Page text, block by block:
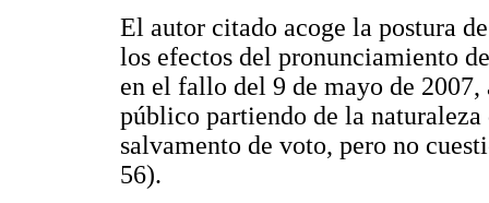
El autor citado acoge la postura
los efectos del pronunciamiento
en el fallo del 9 de mayo de
público partiendo de la
salvamento de voto, pero no
56).